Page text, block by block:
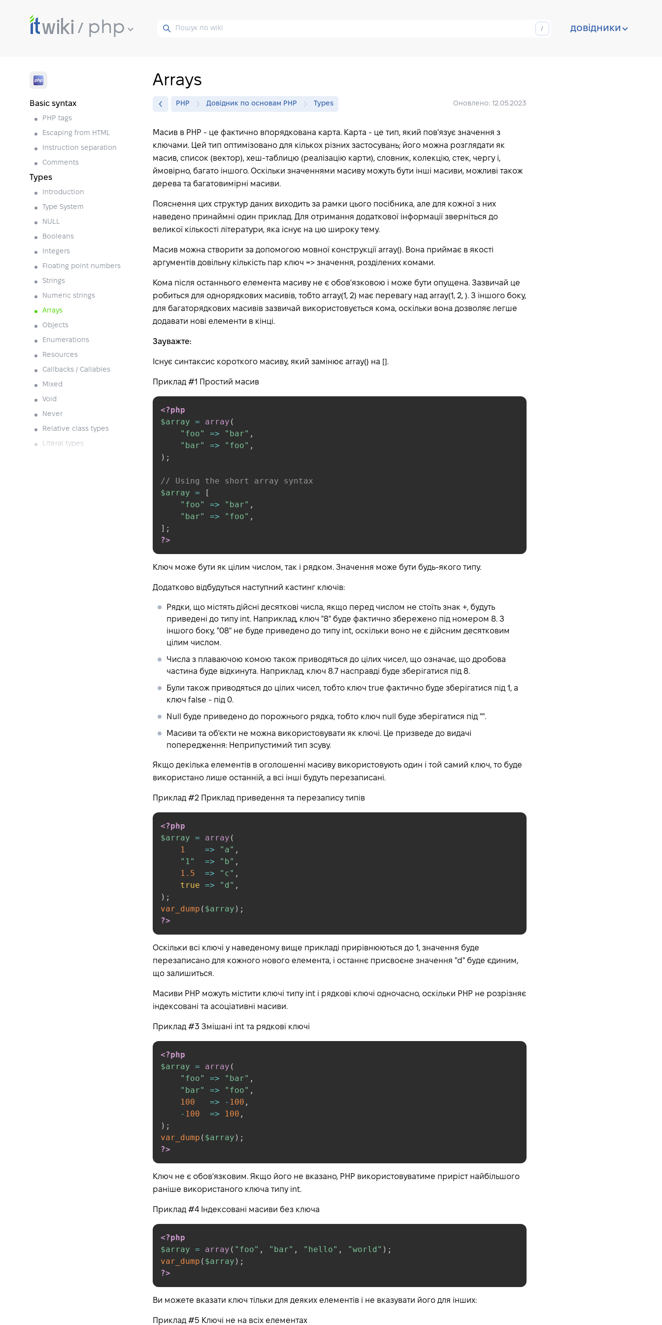
php довідники
Basic syntax
PHP tags
Escaping from HTML
Instruction separation
Comments
Types
Introduction
Type System
NULL
Booleans
Integers
Floating point numbers
Strings
Numeric strings
Arrays
Objects
Enumerations
Resources
Callbacks / Callables
Mixed
Void
Never
Relative class types
Literal types
Arrays
PHP Довідник по основам PHP Types Оновлено: 12.05.2023
Масив в PHP - це фактично впорядкована карта. Карта - це тип, який пов'язує значення з
ключами. Цей тип оптимізовано для кількох різних застосувань; його можна розглядати як
масив, список (вектор), хеш-таблицю (реалізацію карти), словник, колекцію, стек, чергу і,
ймовірно, багато іншого. Оскільки значеннями масиву можуть бути інші масиви, можливі також
дерева та багатовимірні масиви.
Пояснення цих структур даних виходить за рамки цього посібника, але для кожної з них
наведено принаймні один приклад. Для отримання додаткової інформації зверніться до
великої кількості літератури, яка існує на цю широку тему.
Масив можна створити за допомогою мовної конструкції array(). Вона приймає в якості
аргументів довільну кількість пар ключ => значення, розділених комами.
Кома після останнього елемента масиву не є обов'язковою і може бути опущена. Зазвичай це
робиться для однорядкових масивів, тобто array(1, 2) має перевагу над array(1, 2, ). З іншого боку,
для багаторядкових масивів зазвичай використовується кома, оскільки вона дозволяє легше
додавати нові елементи в кінці.
Зауважте:
Існує синтаксис короткого масиву, який замінює array() на [].
Приклад #1 Простий масив
<?php
$array = array (
"foo"
=> "bar" ,
"bar"
=> "foo" ,
) ;
// Using the short array syntax
$array =
[
"foo"
=> "bar" ,
"bar"
=> "foo" ,
] ;
?>
Ключ може бути як цілим числом, так і рядком. Значення може бути будь-якого типу.
Додатково відбудуться наступний кастинг ключів:
Рядки, що містять дійсні десяткові числа, якщо перед числом не стоїть знак +, будуть
приведені до типу int. Наприклад, ключ "8" буде фактично збережено під номером 8. З
іншого боку, "08" не буде приведено до типу int, оскільки воно не є дійсним десятковим
цілим числом.
Числа з плаваючою комою також приводяться до цілих чисел, що означає, що дробова
частина буде відкинута. Наприклад, ключ 8.7 насправді буде зберігатися під 8.
Були також приводяться до цілих чисел, тобто ключ true фактично буде зберігатися під 1, а
ключ false - під 0.
Null буде приведено до порожнього рядка, тобто ключ null буде зберігатися під "".
Масиви та об'єкти не можна використовувати як ключі. Це призведе до видачі
попередження: Неприпустимий тип зсуву.
Якщо декілька елементів в оголошенні масиву використовують один і той самий ключ, то буде
використано лише останній, а всі інші будуть перезаписані.
Приклад #2 Приклад приведення та перезапису типів
<?php
$array = array (
1
=> "a" ,
"1"
=> "b" ,
1.5
=> "c" ,
true => "d" ,
) ;
var_dump ( $array ) ;
?>
Оскільки всі ключі у наведеному вище прикладі прирівнюються до 1, значення буде
перезаписано для кожного нового елемента, і останнє присвоєне значення "d" буде єдиним,
що залишиться.
Масиви PHP можуть містити ключі типу int і рядкові ключі одночасно, оскільки PHP не розрізняє
індексовані та асоціативні масиви.
Приклад #3 Змішані int та рядкові ключі
<?php
$array = array (
"foo"
=> "bar" ,
"bar"
=> "foo" ,
100
=> - 100 ,
- 100 => 100 ,
) ;
var_dump ( $array ) ;
?>
Ключ не є обов'язковим. Якщо його не вказано, PHP використовуватиме приріст найбільшого
раніше використаного ключа типу int.
Приклад #4 Індексовані масиви без ключа
<?php
$array = array ( "foo" , "bar" , "hello" , "world" ) ;
var_dump ( $array ) ;
?>
Ви можете вказати ключ тільки для деяких елементів і не вказувати його для інших:
Приклад #5 Ключі не на всіх елементах